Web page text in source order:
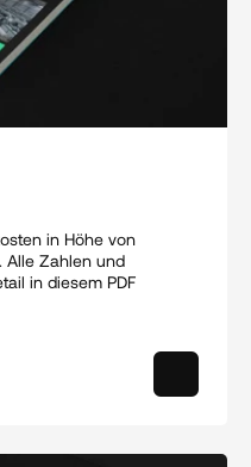
in Höhe von
Alle Zahlen und
in diesem PDF